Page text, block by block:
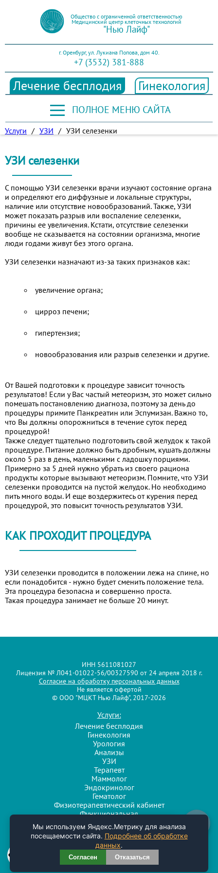
Общество с ограниченной ответственностью
Медицинский центр клеточных технологий
"Нью Лайф"
г. Оренбург, ул. Лукиана Попова, дом 40.
+7 (3532) 381-888
Лечение бесплодия Гинекология
ПОЛНОЕ МЕНЮ САЙТА
Услуги / УЗИ / УЗИ селезенки
УЗИ селезенки
С помощью УЗИ селезенки врачи изучают состояние органа
и определяют его диффузные и локальные структуры,
наличие или отсутствие новообразований. Также, УЗИ
может показать разрыв или воспаление селезенки,
причины ее увеличения. Кстати, отсутствие селезенки
вообще не сказывается на состоянии организма, многие
люди годами живут без этого органа.
УЗИ селезенки назначают из-за таких признаков как:
увеличение органа;
цирроз печени;
гипертензия;
новообразования или разрыв селезенки и другие.
От Вашей подготовки к процедуре зависит точность
результатов! Если у Вас частый метеоризм, это может сильно
помешать постановлению диагноза, поэтому за день до
процедуры примите Панкреатин или Эспумизан. Важно то,
что Вы должны опорожниться в течение суток перед
процедурой!
Также следует тщательно подготовить свой желудок к такой
процедуре. Питание должно быть дробным, кушать должны
около 5 раз в день, маленькими с ладошку порциями.
Примерно за 5 дней нужно убрать из своего рациона
продукты которые вызывают метеоризм. Помните, что УЗИ
селезенки проводится на пустой желудок. Но необходимо
пить много воды. И еще воздержитесь от курения перед
процедурой, это повысит точность результатов УЗИ.
КАК ПРОХОДИТ ПРОЦЕДУРА
УЗИ селезенки проводится в положении лежа на спине, но
если понадобится - нужно будет сменить положение тела.
Эта процедура безопасна и совершенно проста.
Такая процедура занимает не больше 20 минут.
ИНН 5611081027
Лицензия № Л041-01022-56/00327590 от 24 апреля 2018 г.
Согласие на обработку персональных данных
Не является офертой
© ООО "МЦКТ Нью Лайф", 2017-2026
Услуги:
Лечение бесплодия
Гинекология
Урология
Анализы
УЗИ
Терапевт
Маммолог
Эндокринолог
Гематолог
Физиотерапевтический кабинет
Функциональная
Разработка и поддержка сайта
Агентство интернет-маркетинга
Мы используем Яндекс.Метрику для анализа
посещаемости сайта. Подробнее об обработке
данных.
Согласен Отказаться
Напишите нам